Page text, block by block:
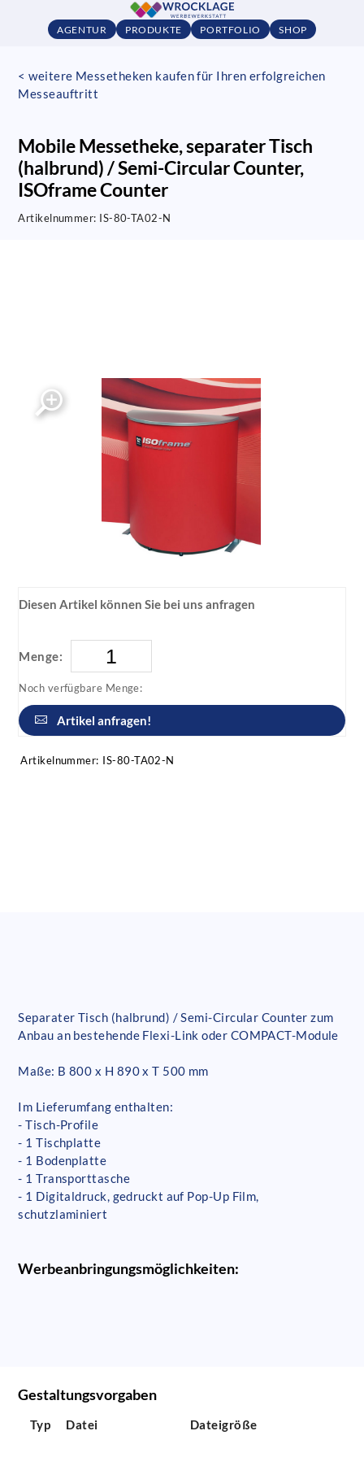
AGENTUR PRODUKTE PORTFOLIO SHOP
< weitere Messetheken kaufen für Ihren erfolgreichen
Messeauftritt
Mobile Messetheke, separater Tisch
(halbrund) / Semi-Circular Counter,
ISOframe Counter
Artikelnummer: IS-80-TA02-N
ISOframe wave Tisch (halbrund) Semi-Circular
ISOframe wave Tisch (halbrund) Semi-Circular
Diesen Artikel können Sie bei uns anfragen
Menge:
Noch verfügbare Menge:
Artikel anfragen!
Artikelnummer: IS-80-TA02-N
Separater Tisch (halbrund) / Semi-Circular Counter zum
Anbau an bestehende Flexi-Link oder COMPACT-Module
Maße: B 800 x H 890 x T 500 mm
Im Lieferumfang enthalten:
- Tisch-Profile
- 1 Tischplatte
- 1 Bodenplatte
- 1 Transporttasche
- 1 Digitaldruck, gedruckt auf Pop-Up Film,
schutzlaminiert
Werbeanbringungsmöglichkeiten:
Gestaltungsvorgaben
Typ Datei Dateigröße